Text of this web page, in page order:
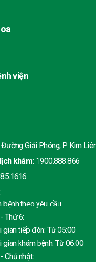
Giải Phóng, P. Kim
khám: 1900.888.866
bệnh theo yêu cầu
6:
tiếp đón: Từ 05:00
khám bệnh: Từ 06:00
nhật:
viện